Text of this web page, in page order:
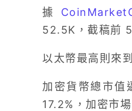
據
52.5K，截稿前
以太幣最高則來
加密貨幣總市
17.2%，加密市